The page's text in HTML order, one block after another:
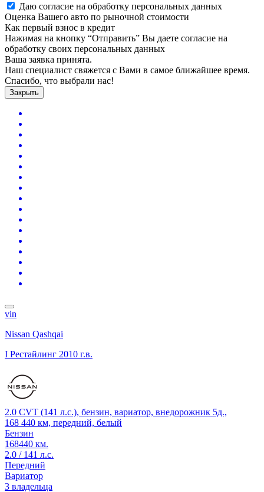
Даю согласие на обработку персональных данных
Оценка Вашего авто по рыночной стоимости
Как первый взнос в кредит
Нажимая на кнопку “Отправить” Вы даете согласие на
обработку своих персональных данных
Ваша заявка принята.
Наш специалист свяжется с Вами в самое ближайшее время.
Спасибо, что выбрали нас!
Закрыть
vin
Nissan Qashqai
I Рестайлинг 2010 г.в.
2.0 CVT (141 л.с.), бензин, вариатор, внедорожник 5д.,
168 440 км, передний, белый
Бензин
168440 км.
2.0 / 141 л.с.
Передний
Вариатор
3 владельца